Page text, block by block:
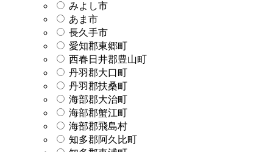
みよし市
あま市
長久手市
愛知郡東郷町
西春日井郡豊山町
丹羽郡大口町
丹羽郡扶桑町
海部郡大治町
海部郡蟹江町
海部郡飛島村
知多郡阿久比町